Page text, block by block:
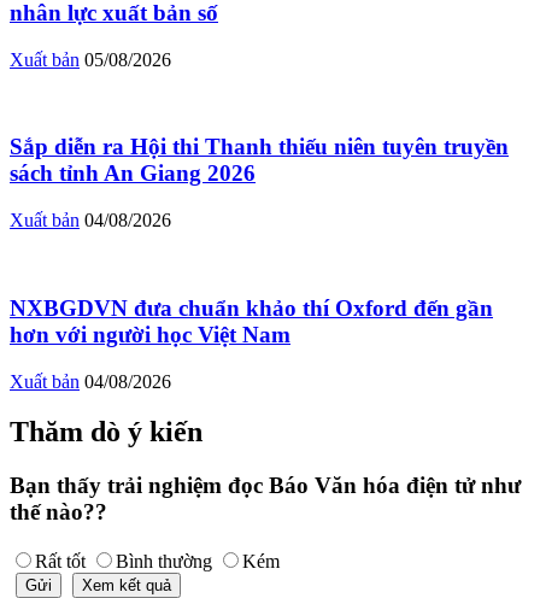
nhân lực xuất bản số
Xuất bản 05/08/2026
Sắp diễn ra Hội thi Thanh thiếu niên tuyên truyền
sách tỉnh An Giang 2026
Xuất bản 04/08/2026
NXBGDVN đưa chuẩn khảo thí Oxford đến gần
hơn với người học Việt Nam
Xuất bản 04/08/2026
Thăm dò ý kiến
Bạn thấy trải nghiệm đọc Báo Văn hóa điện tử như
thế nào??
Rất tốt Bình thường Kém
Gửi Xem kết quả